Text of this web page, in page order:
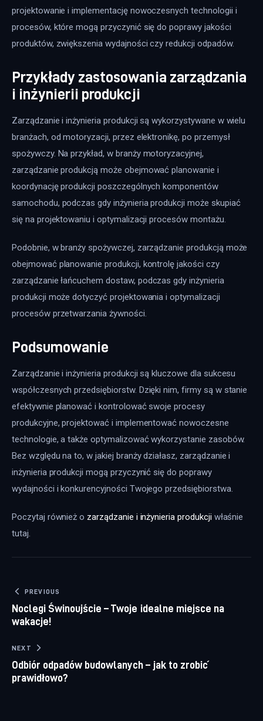
projektowanie i implementację nowoczesnych technologii i
procesów, które mogą przyczynić się do poprawy jakości
produktów, zwiększenia wydajności czy redukcji odpadów.
Przykłady zastosowania zarządzania
i inżynierii produkcji
Zarządzanie i inżynieria produkcji są wykorzystywane w wielu
branżach, od motoryzacji, przez elektronikę, po przemysł
spożywczy. Na przykład, w branży motoryzacyjnej,
zarządzanie produkcją może obejmować planowanie i
koordynację produkcji poszczególnych komponentów
samochodu, podczas gdy inżynieria produkcji może skupiać
się na projektowaniu i optymalizacji procesów montażu.
Podobnie, w branży spożywczej, zarządzanie produkcją może
obejmować planowanie produkcji, kontrolę jakości czy
zarządzanie łańcuchem dostaw, podczas gdy inżynieria
produkcji może dotyczyć projektowania i optymalizacji
procesów przetwarzania żywności.
Podsumowanie
Zarządzanie i inżynieria produkcji są kluczowe dla sukcesu
współczesnych przedsiębiorstw. Dzięki nim, firmy są w stanie
efektywnie planować i kontrolować swoje procesy
produkcyjne, projektować i implementować nowoczesne
technologie, a także optymalizować wykorzystanie zasobów.
Bez względu na to, w jakiej branży działasz, zarządzanie i
inżynieria produkcji mogą przyczynić się do poprawy
wydajności i konkurencyjności Twojego przedsiębiorstwa.
Poczytaj również o zarządzanie i inżynieria produkcji właśnie
tutaj.
Nawigacja wpisu
PREVIOUS
Noclegi Świnoujście – Twoje idealne miejsce na
wakacje!
NEXT
Odbiór odpadów budowlanych – jak to zrobić
prawidłowo?